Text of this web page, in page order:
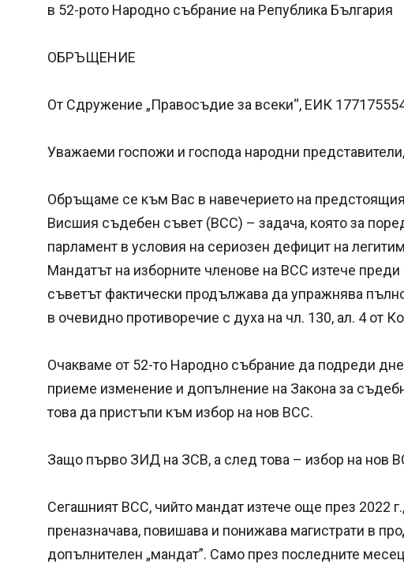
в 52-рото Народно събрание на Република България
ОБРЪЩЕНИЕ
От Сдружение „Правосъдие за всеки“, ЕИК
Уважаеми госпожи и господа народни представители,
Обръщаме се към Вас в навечерието на
Висшия съдебен съвет (ВСС) – задача, която за
парламент в условия на сериозен дефицит на
Мандатът на изборните членове на ВСС изтече преди
съветът фактически продължава да упражнява
в очевидно противоречие с духа на чл. 130, ал. 4 от
Очакваме от 52-то Народно събрание да подреди
приеме изменение и допълнение на Закона за
това да пристъпи към избор на нов ВСС.
Защо първо ЗИД на ЗСВ, а след това – избор на нов
Сегашният ВСС, чийто мандат изтече още през 2022
преназначава, повишава и понижава магистрати в
допълнителен „мандат”. Само през последните